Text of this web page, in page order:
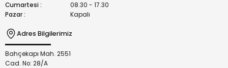
Cumartesi :
08.30 - 17.30
Pazar :
Kapalı
Adres Bilgilerimiz
Bahçekapı Mah. 2551
Cad. No: 28/A